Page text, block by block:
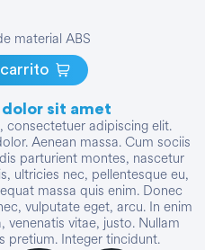
material ABS
sit amet
adipiscing elit.
Aenean massa. Cum sociis
parturient montes, nascetur
ultricies nec, pellentesque eu,
massa quis enim. Donec
vulputate eget, arcu. In enim
vitae, justo. Nullam
pretium. Integer tincidunt.